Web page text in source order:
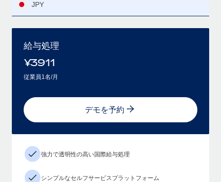
JPY
給与処理
¥3911
従業員1名/月
デモを予約
強力で透明性の高い国際給与処理
シンプルなセルフサービスプラットフォーム